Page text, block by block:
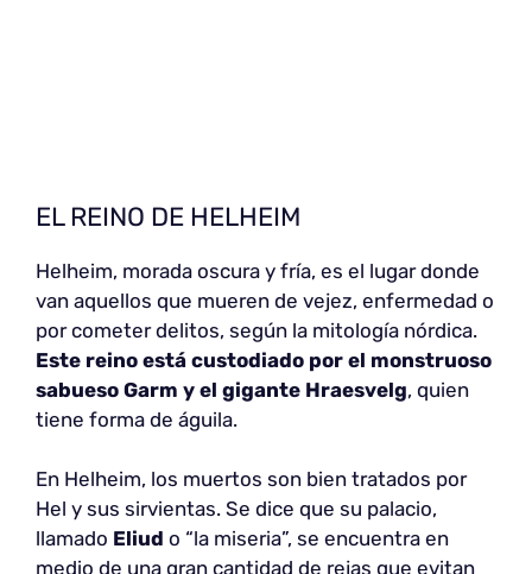
EL REINO DE HELHEIM
Helheim, morada oscura y fría, es el lugar donde
van aquellos que mueren de vejez, enfermedad o
por cometer delitos, según la mitología nórdica.
Este reino está custodiado por el monstruoso
sabueso Garm y el gigante Hraesvelg, quien
tiene forma de águila.
En Helheim, los muertos son bien tratados por
Hel y sus sirvientas. Se dice que su palacio,
llamado Eliud o “la miseria”, se encuentra en
medio de una gran cantidad de rejas que evitan